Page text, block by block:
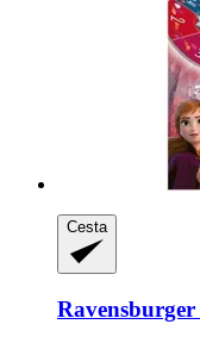
Cesta
Ravensburger